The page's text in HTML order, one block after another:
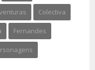
Colectiva
Fernandes